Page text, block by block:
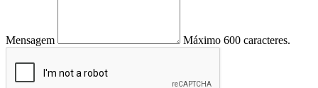
Mensagem Máximo 600 caracteres.